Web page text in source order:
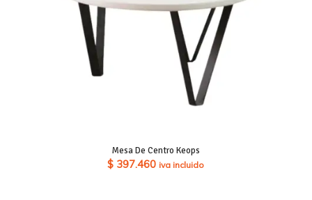
Mesa De Centro Keops
$ 397.460 iva incluido